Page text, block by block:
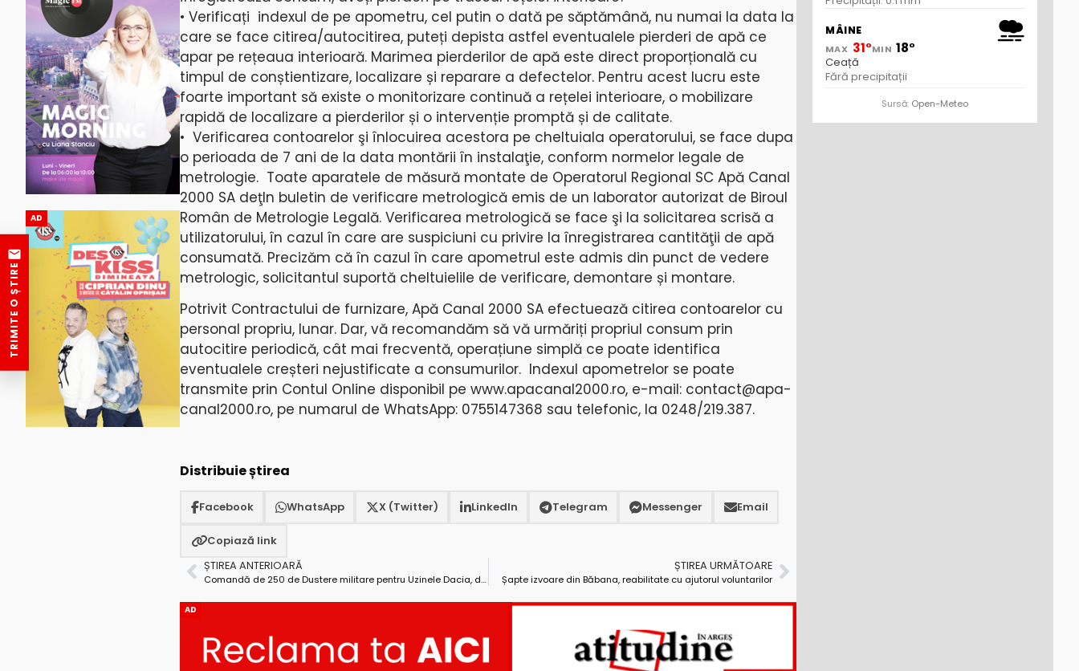
AD
• Verificați indexul de pe apometru, cel putin o dată pe săptămână, nu numai la data la
care se face citirea/autocitirea, puteți depista astfel eventualele pierderi de apă ce
apar pe rețeaua interioară. Marimea pierderilor de apă este direct proporțională cu
timpul de conștientizare, localizare și reparare a defectelor. Pentru acest lucru este
foarte important să existe o monitorizare continuă a rețelei interioare, o mobilizare
rapidă de localizare a pierderilor și o intervenție promptă și de calitate.
• Verificarea contoarelor şi înlocuirea acestora pe cheltuiala operatorului, se face dupa
o perioada de 7 ani de la data montării în instalaţie, conform normelor legale de
metrologie. Toate aparatele de măsură montate de Operatorul Regional SC Apă Canal
2000 SA deţIn buletin de verificare metrologică emis de un laborator autorizat de Biroul
Român de Metrologie Legală. Verificarea metrologică se face şi la solicitarea scrisă a
utilizatorului, în cazul în care are suspiciuni cu privire la înregistrarea cantităţii de apă
consumată. Precizăm că în cazul în care apometrul este admis din punct de vedere
metrologic, solicitantul suportă cheltuielile de verificare, demontare și montare.
Potrivit Contractului de furnizare, Apă Canal 2000 SA efectuează citirea contoarelor cu
personal propriu, lunar. Dar, vă recomandăm să vă urmăriți propriul consum prin
autocitire periodică, cât mai frecventă, operațiune simplă ce poate identifica
eventualele creșteri nejustificate a consumurilor. Indexul apometrelor se poate
transmite prin Contul Online disponibil pe www.apacanal2000.ro, e-mail: contact@apa-
canal2000.ro, pe numarul de WhatsApp: 0755147368 sau telefonic, la 0248/219.387.
Distribuie știrea
Facebook WhatsApp X (Twitter) LinkedIn Telegram Messenger Email
Copiază link
ȘTIREA ANTERIOARĂ
Comandă de 250 de Dustere militare pentru Uzinele Dacia, de la Ministerul Apărării
ȘTIREA URMĂTOARE
Șapte izvoare din Băbana, reabilitate cu ajutorul voluntarilor
AD
MÂINE
MAX 31°MIN 18°
Ceață
Fără precipitații
Sursă: Open-Meteo
TRIMITE O ȘTIRE